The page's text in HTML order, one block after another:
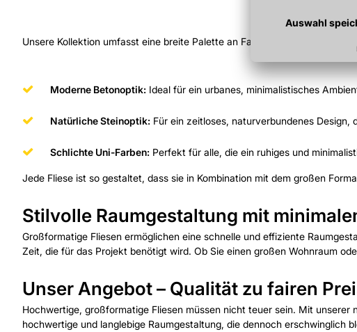
Unsere Kollektion umfasst eine breite Palette an Farben und Designs,
Moderne Betonoptik: Ideal für ein urbanes, minimalistisches
Natürliche Steinoptik: Für ein zeitloses, naturverbundenes Design,
Schlichte Uni-Farben: Perfekt für alle, die ein ruhiges und
Jede Fliese ist so gestaltet, dass sie in Kombination mit dem großen
Stilvolle Raumgestaltung mit
Großformatige Fliesen ermöglichen eine schnelle und effiziente
Zeit, die für das Projekt benötigt wird. Ob Sie einen großen Wohnraum
Unser Angebot – Qualität zu fairen
Hochwertige, großformatige Fliesen müssen nicht teuer sein. Mit
hochwertige und langlebige Raumgestaltung, die dennoch erschwinglich